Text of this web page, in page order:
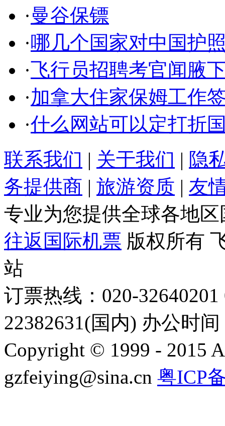
·曼谷保镖
·哪几个国家对中国护
·飞行员招聘考官闻腋
·加拿大住家保姆工作
·什么网站可以定打折
联系我们 | 关于我们 | 隐
务提供商 | 旅游资质 | 友
专业为您提供全球各地
往返国际机票 版权所有
站
订票热线：020-
22382631(国内) 办公时
Copyright © 1999 - 2015
gzfeiying@sina.cn 粤ICP